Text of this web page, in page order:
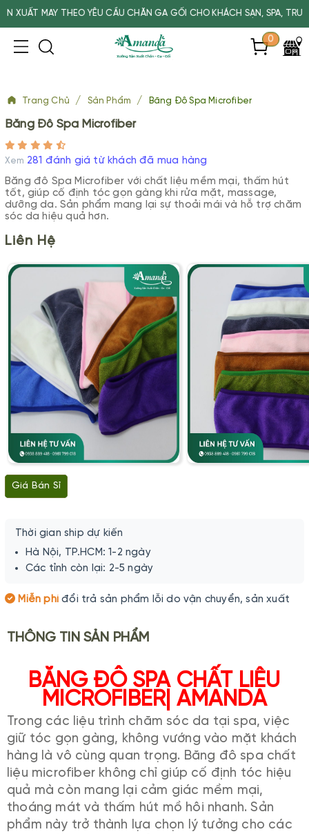
CẦU CHĂN GA GỐI CHO KHÁCH SẠN, SPA, TRƯỜNG HỌC
0
Trang Chủ / Sản Phẩm / Băng Đô Spa Microfiber
Băng Đô Spa Microfiber
Xem 281 đánh giá từ khách đã mua hàng
Băng đô Spa Microfiber với chất liệu mềm mại, thấm hút
tốt, giúp cố định tóc gọn gàng khi rửa mặt, massage,
dưỡng da. Sản phẩm mang lại sự thoải mái và hỗ trợ chăm
sóc da hiệu quả hơn.
Liên Hệ
Giá Bán Sỉ
Thời gian ship dự kiến
Hà Nội, TP.HCM: 1-2 ngày
Các tỉnh còn lại: 2-5 ngày
Miễn phí đổi trả sản phẩm lỗi do vận chuyển, sản xuất
THÔNG TIN SẢN PHẨM
BĂNG ĐÔ SPA CHẤT LIỆU
MICROFIBER| AMANDA
Trong các liệu trình chăm sóc da tại spa, việc
giữ tóc gọn gàng, không vướng vào mặt khách
hàng là vô cùng quan trọng. Băng đô spa chất
liệu microfiber không chỉ giúp cố định tóc hiệu
quả mà còn mang lại cảm giác mềm mại,
thoáng mát và thấm hút mồ hôi nhanh. Sản
phẩm này trở thành lựa chọn lý tưởng cho các